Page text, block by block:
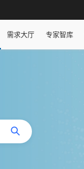
需求大厅 专家智库